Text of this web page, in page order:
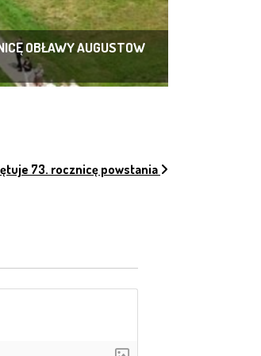
OBŁAWY AUGUSTOW
73. rocznicę powstania